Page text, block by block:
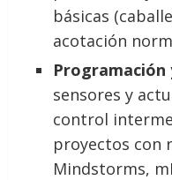
básicas
acotación
sensores y
control
proyectos con
Mindstorms,